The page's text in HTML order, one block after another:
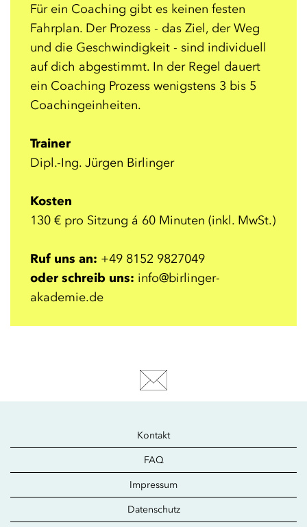
Für ein Coaching gibt es keinen festen
Fahrplan. Der Prozess - das Ziel, der Weg
und die Geschwindigkeit - sind individuell
auf dich abgestimmt. In der Regel dauert
ein Coaching Prozess wenigstens 3 bis 5
Coachingeinheiten.
Trainer
Dipl.-Ing. Jürgen Birlinger
Kosten
130 € pro Sitzung á 60 Minuten (inkl. MwSt.)
Ruf uns an: +49 8152 9827049
oder schreib uns: info@birlinger-
akademie.de
Kontakt
FAQ
Impressum
Datenschutz